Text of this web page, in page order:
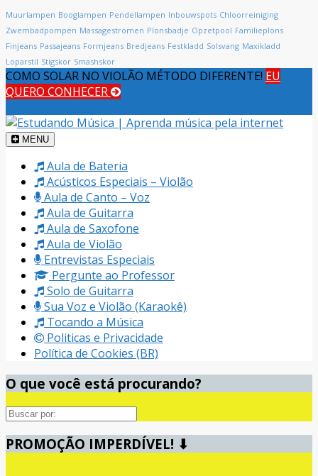
Muurlampen Booglampen Pendellampen Inbouwspots Chloorreiniging
Zwembadpompen Massagestromen Plonsbadje Opzetpool Familieplons
Finjeans Passajeans Formjeans Bredjeans Festkladd Solsvang Maxikladd
Loparstil Stigskor Smashskor
COMO SOLAR NO VIOLÃO MÉTODO DIFERENTE! EU
QUERO CONHECER
MENU
Aula de Bateria
Acústicos Especiais – Violão
Aula de Canto – Voz
Aula de Guitarra
Aula de Saxofone
Aula de Violão
Entrevistas Especiais
Pergunte ao Professor
Solo de Guitarra
Sua Voz e Violão (Karaokê)
Tocando a Música
Politicas e Privacidade
Política de Cookies (BR)
O que você está procurando?
Pesquisa
PROMOÇÃO IMPERDÍVEL! ⬇